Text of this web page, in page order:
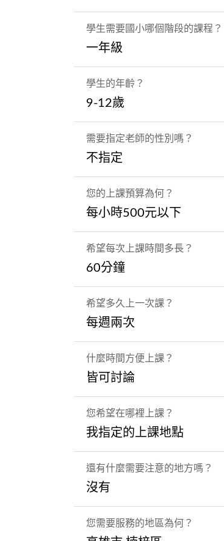
學生需要國小哪個階段的課程？
一年級
學生的年齡？
9-12歲
需要指定老師的性別嗎？
不指定
您的上課預算為何？
每小時500元以下
希望每次上課時間多長？
60分鐘
希望多久上一次課？
每週兩次
什麼時間方便上課？
皆可討論
您希望在哪裡上課？
我指定的上課地點
還有什麼需要注意的地方嗎？
沒有
您需要服務的地區為何？